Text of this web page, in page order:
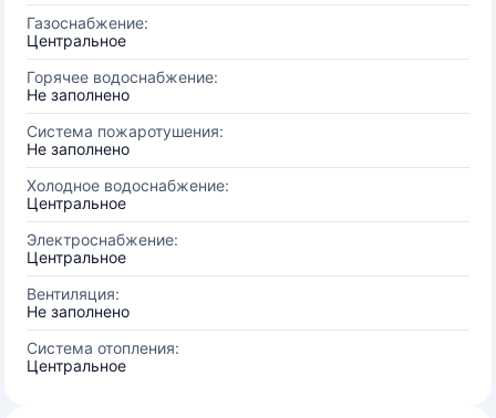
Газоснабжение:
Центральное
Горячее водоснабжение:
Не заполнено
Система пожаротушения:
Не заполнено
Холодное водоснабжение:
Центральное
Электроснабжение:
Центральное
Вентиляция:
Не заполнено
Система отопления:
Центральное